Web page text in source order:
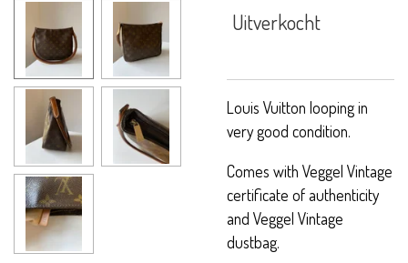
Uitverkocht
Louis Vuitton looping in
very good condition.
Comes with Veggel Vintage
certificate of authenticity
and Veggel Vintage
dustbag.